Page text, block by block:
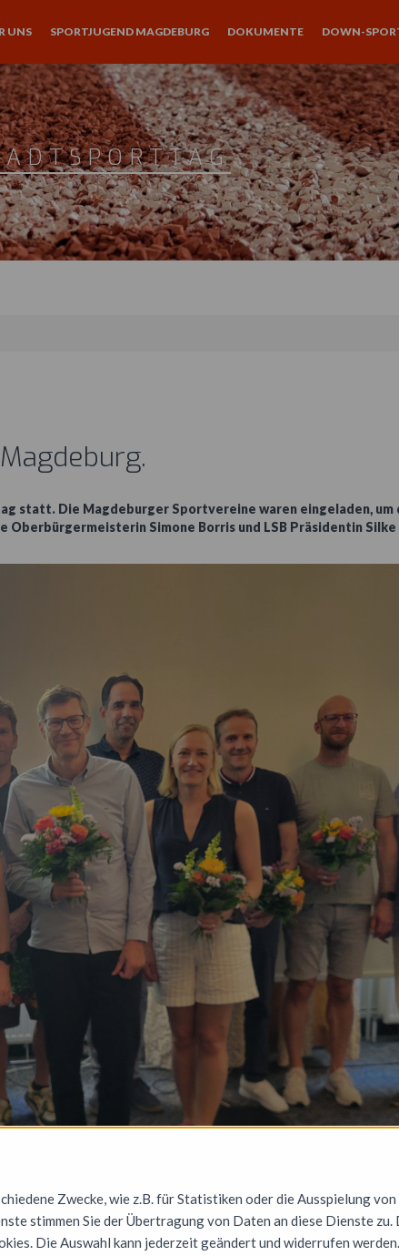
UNS SPORTJUGEND MAGDEBURG DOKUMENTE DOWN-
statt. Die Magdeburger Sportvereine waren eingeladen,
Simone Borris und LSB Präsidentin
Zwecke, wie z.B. für Statistiken oder die Ausspielung von
stimmen Sie der Übertragung von Daten an diese Dienste zu.
Die Auswahl kann jederzeit geändert und widerrufen werden.